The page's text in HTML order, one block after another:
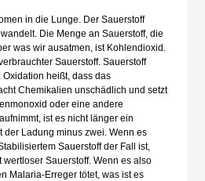
in die Lunge. Der Sauerstoff
Die Menge an Sauerstoff, die
was wir ausatmen, ist Kohlendioxid.
Sauerstoff. Sauerstoff
heißt, dass das
Chemikalien unschädlich und setzt
oder eine andere
ist es nicht länger ein
der Ladung minus zwei. Wenn es
Sauerstoff der Fall ist,
Sauerstoff. Wenn es also
Malaria-Erreger tötet, was ist es